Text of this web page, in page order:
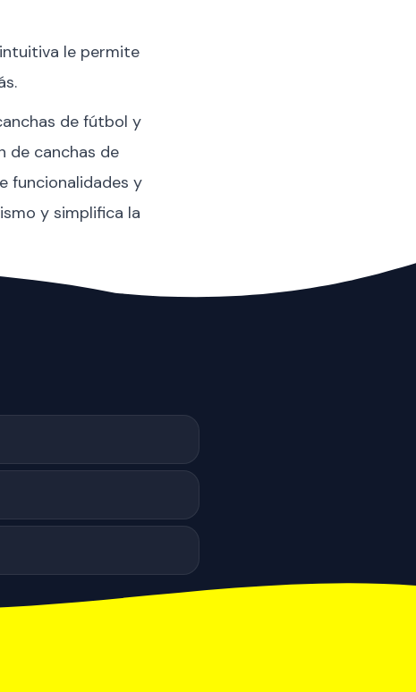
le permite
de fútbol y
de canchas de
funcionalidades y
y simplifica la